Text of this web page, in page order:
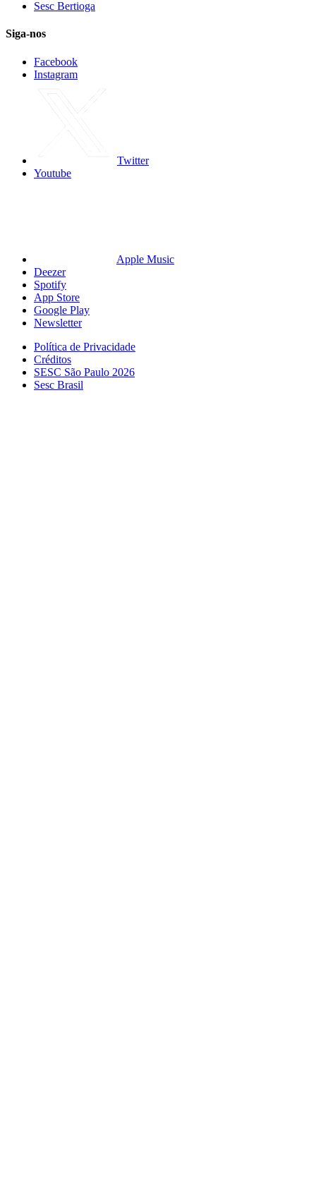
Sesc Bertioga
Siga-nos
Facebook
Instagram
Twitter
Youtube
Apple Music
Deezer
Spotify
App Store
Google Play
Newsletter
Política de Privacidade
Créditos
SESC São Paulo 2026
Sesc Brasil